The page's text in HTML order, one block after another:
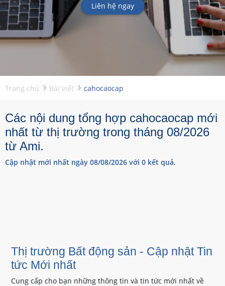
Liên hệ ngay
Trang chủ Bài viết cahocaocap
Các nội dung tổng hợp cahocaocap mới
nhất từ thị trường trong tháng 08/2026
từ Ami.
Cập nhật mới nhất ngày 08/08/2026 với 0 kết quả.
Thị trường Bất động sản - Cập nhật Tin
tức Mới nhất
Cung cấp cho bạn những thông tin và tin tức mới nhất về